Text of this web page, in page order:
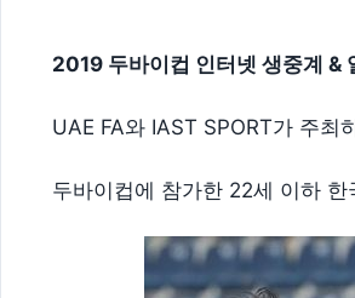
2019 두바이컵 인터넷 생중계 &
UAE FA와 IAST SPORT가 주최
두바이컵에 참가한 22세 이하